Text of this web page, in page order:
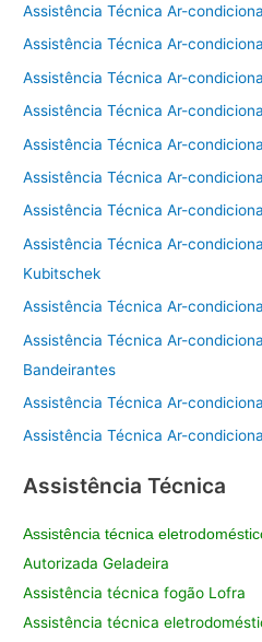
Assistência Técnica Ar-
Assistência Técnica Ar-
Assistência Técnica Ar-
Assistência Técnica Ar-
Assistência Técnica Ar-
Assistência Técnica Ar-
Assistência Técnica Ar-
Assistência Técnica Ar-
Kubitschek
Assistência Técnica Ar-
Assistência Técnica Ar-
Bandeirantes
Assistência Técnica Ar-
Assistência Técnica Ar-
Assistência Técnica
Assistência técnica
Autorizada Geladeira
Assistência técnica fogão Lofra
Assistência técnica